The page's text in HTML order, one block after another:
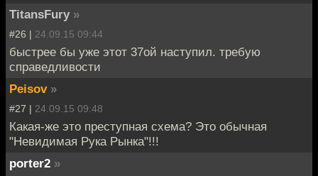
TitansFury »
#26 | 24.09.15 09:44
быстрее бы уже этот 37ой наступил. требую
справедливости
Peisov »
#27 | 24.09.15 09:48
Какая-же это преступная схема? Это обычная
"Невидимая Рука Рынка"!!!
porter2 »